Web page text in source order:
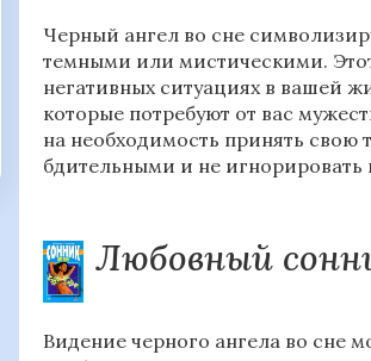
Черный ангел во сне
темными или мистическими.
негативных ситуациях в вашей
которые потребуют от вас
на необходимость принять свою
бдительными и не
Любовный
Видение черного ангела во сне